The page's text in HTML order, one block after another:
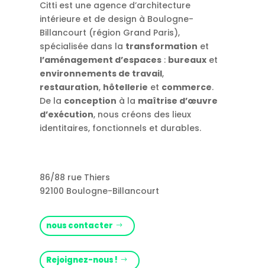
Citti est une agence d’architecture
intérieure et de design à Boulogne-
Billancourt (région Grand Paris),
spécialisée dans la transformation et
l’aménagement d’espaces : bureaux et
environnements de travail,
restauration, hôtellerie et commerce.
De la conception à la maîtrise d’œuvre
d’exécution, nous créons des lieux
identitaires, fonctionnels et durables.
86/88 rue Thiers
92100 Boulogne-Billancourt
nous contacter
Rejoignez-nous !